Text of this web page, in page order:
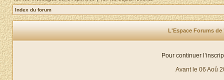
Index du forum
L'Espace Forums
Pour continuer
Avant le 06 Aoû